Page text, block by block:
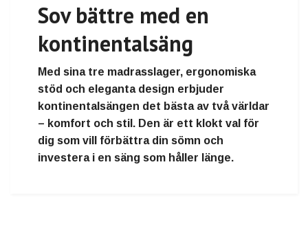
Sov bättre med en
kontinentalsäng
Med sina tre madrasslager, ergonomiska
stöd och eleganta design erbjuder
kontinentalsängen det bästa av två världar
– komfort och stil . Den är ett klokt val för
dig som vill förbättra din sömn och
investera i en säng som håller länge.